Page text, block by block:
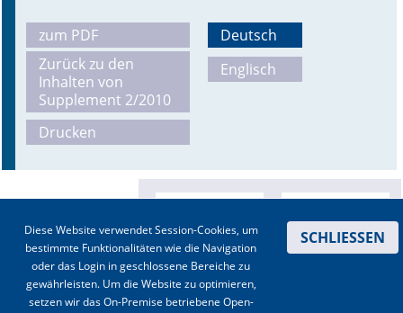
zum PDF
Zurück zu den
Inhalten von
Supplement 2/2010
Drucken
Deutsch
Englisch
Diese Website verwendet Session-Cookies, um
bestimmte Funktionalitäten wie die Navigation
oder das Login in geschlossene Bereiche zu
gewährleisten. Um die Website zu optimieren,
setzen wir das On-Premise betriebene Open-
SCHLIESSEN